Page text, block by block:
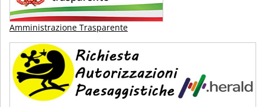
Amministrazione Trasparente